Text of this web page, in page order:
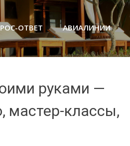
АВИАЛИНИИ
ОТВЕТ
руками —
мастер-классы,